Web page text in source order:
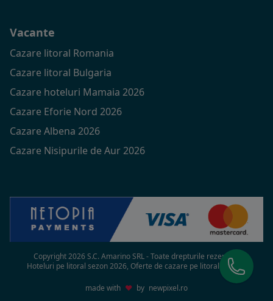
Vacante
Cazare litoral Romania
Cazare litoral Bulgaria
Cazare hoteluri Mamaia 2026
Cazare Eforie Nord 2026
Cazare Albena 2026
Cazare Nisipurile de Aur 2026
Copyright 2026 S.C. Amarino SRL - Toate drepturile rezervate
Hoteluri pe litoral sezon 2026, Oferte de cazare pe litoral in 2026
made with ♥ by newpixel.ro